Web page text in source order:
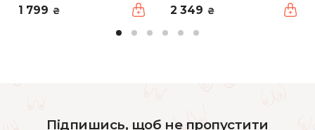
1 799 ₴ 2 349 ₴
Підпишись, щоб не пропустити